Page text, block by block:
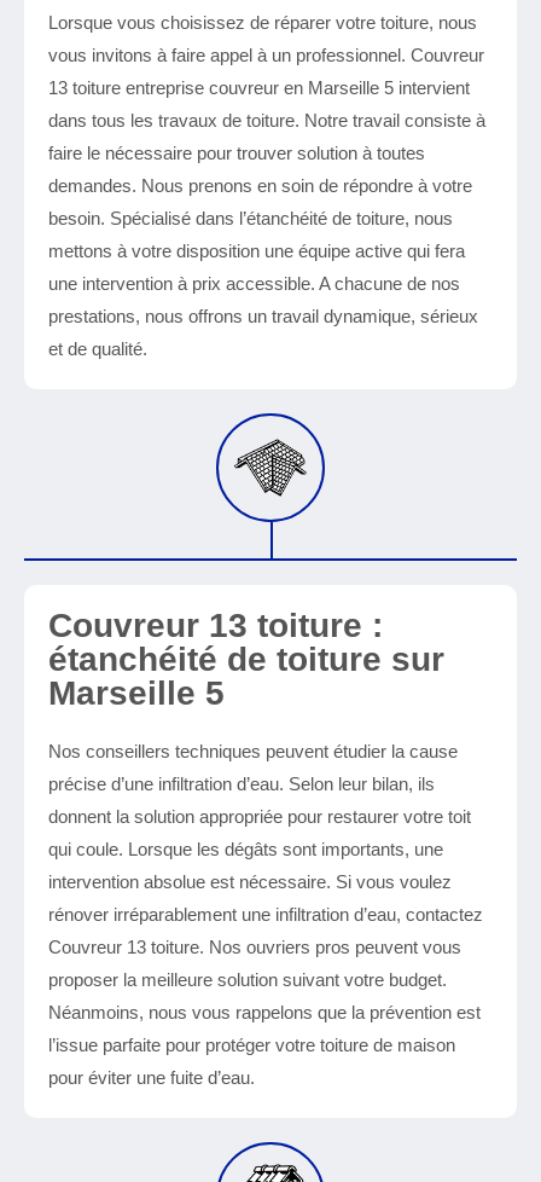
Lorsque vous choisissez de réparer votre toiture, nous
vous invitons à faire appel à un professionnel. Couvreur
13 toiture entreprise couvreur en Marseille 5 intervient
dans tous les travaux de toiture. Notre travail consiste à
faire le nécessaire pour trouver solution à toutes
demandes. Nous prenons en soin de répondre à votre
besoin. Spécialisé dans l’étanchéité de toiture, nous
mettons à votre disposition une équipe active qui fera
une intervention à prix accessible. A chacune de nos
prestations, nous offrons un travail dynamique, sérieux
et de qualité.
Couvreur 13 toiture :
étanchéité de toiture sur
Marseille 5
Nos conseillers techniques peuvent étudier la cause
précise d’une infiltration d’eau. Selon leur bilan, ils
donnent la solution appropriée pour restaurer votre toit
qui coule. Lorsque les dégâts sont importants, une
intervention absolue est nécessaire. Si vous voulez
rénover irréparablement une infiltration d’eau, contactez
Couvreur 13 toiture. Nos ouvriers pros peuvent vous
proposer la meilleure solution suivant votre budget.
Néanmoins, nous vous rappelons que la prévention est
l’issue parfaite pour protéger votre toiture de maison
pour éviter une fuite d’eau.